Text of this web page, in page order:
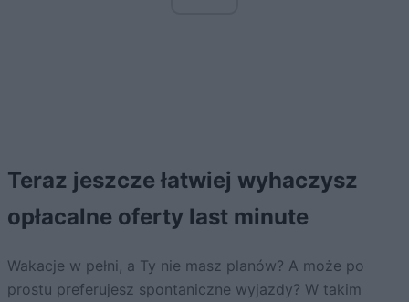
Teraz jeszcze łatwiej wyhaczysz
opłacalne oferty last minute
Wakacje w pełni, a Ty nie masz planów? A może po
prostu preferujesz spontaniczne wyjazdy? W takim